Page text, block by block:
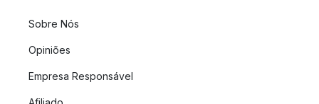
Sobre Nós
Opiniões
Empresa Responsável